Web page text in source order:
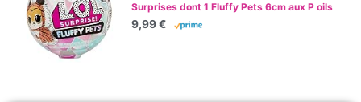
Surprises dont 1 Fluffy Pets 6cm aux P oils
Amovibles, Accessoires, Modèles Aléatoires
9,99 €